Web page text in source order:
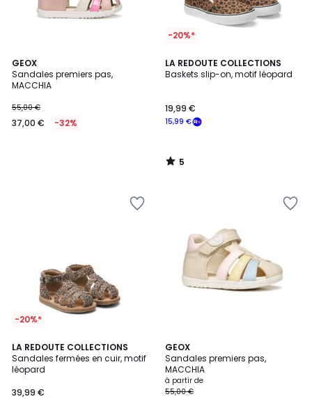
GEOX
Sandales premiers pas,
MACCHIA
55,00 €
37,00 € -32%
-20%*
LA REDOUTE COLLECTIONS
Baskets slip-on, motif léopard
15,99 €
19,99 €
5
/
5
/
-20%*
LA REDOUTE COLLECTIONS
Sandales fermées en cuir, motif
léopard
39,99 €
GEOX
Sandales premiers pas,
MACCHIA
à partir de
55,00 €
2
Couleurs